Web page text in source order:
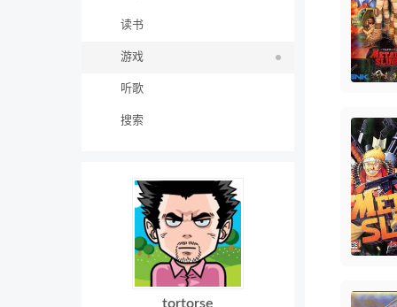
读书
游戏
听歌
搜索
tortorse